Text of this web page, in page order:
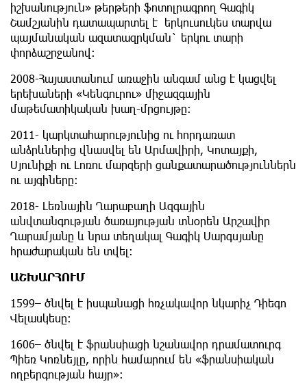
իշխանություն» թերթերի ֆոտոլրագրող Գագիկ
Շամշյանին դատապարտել է երկուսուկես տարվա
պայմանական ազատազրկման` երկու տարի
փորձաշրջանով:
2008-Հայաստանում առաջին անգամ անց է կացվել
երեխաների «Կենգուրու» միջազգային
մաթեմատիկական խաղ-մրցույթը:
2011- կարկտահարությունից ու հորդառատ
անձրևներից վնասվել են Արմավիրի, Կոտայքի,
Սյունիքի ու Լոռու մարզերի ցանքատարածություններն
ու այգիները:
2018- Լեռնային Ղարաբաղի Ազգային
անվտանգության ծառայության տնօրեն Արշավիր
Ղարամյանը և նրա տեղակալ Գագիկ Սարգսյանը
հրաժարական են տվել:
ԱՇԽԱՐՀՈՒՄ
1599– ծնվել է իսպանացի հռչակավոր նկարիչ Դիեգո
Վելասկեսը։
1606– ծնվել է ֆրանսիացի նշանավոր դրամատուրգ
Պիեռ Կոռնեյլը, որին համարում են «ֆրանսիական
ողբերգության հայր»։